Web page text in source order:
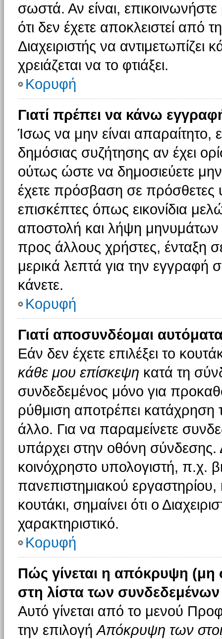
σωστά. Αν είναι, επικοινωνήστε
ότι δεν έχετε αποκλειστεί από
Διαχειριστής να αντιμετωπίζει
χρειάζεται να το φτιάξει.
Κορυφή
Γιατί πρέπει να κάνω
Ίσως να μην είναι απαραίτητο,
δημόσιας συζήτησης αν έχει
ούτως ώστε να δημοσιεύετε
έχετε πρόσβαση σε πρόσθετες
επισκέπτες όπως εικονίδια
αποστολή και λήψη μηνυμάτων
προς άλλους χρήστες, ένταξη
μερικά λεπτά για την
κάνετε.
Κορυφή
Γιατί αποσυνδέομαι
Εάν δεν έχετε επιλέξει το
κάθε μου επίσκεψη κατά τη
συνδεδεμένος μόνο για
ρύθμιση αποτρέπει
άλλο. Για να παραμείνετε
υπάρχει στην οθόνη σύνδεσης.
κοινόχρηστο υπολογιστή, π.χ.
πανεπιστημιακού
κουτάκι, σημαίνει ότι ο
χαρακτηριστικό.
Κορυφή
Πώς γίνεται η απόκρυψη
στη λίστα των
Αυτό γίνεται από το μενού
την επιλογήΑπόκρυψη των